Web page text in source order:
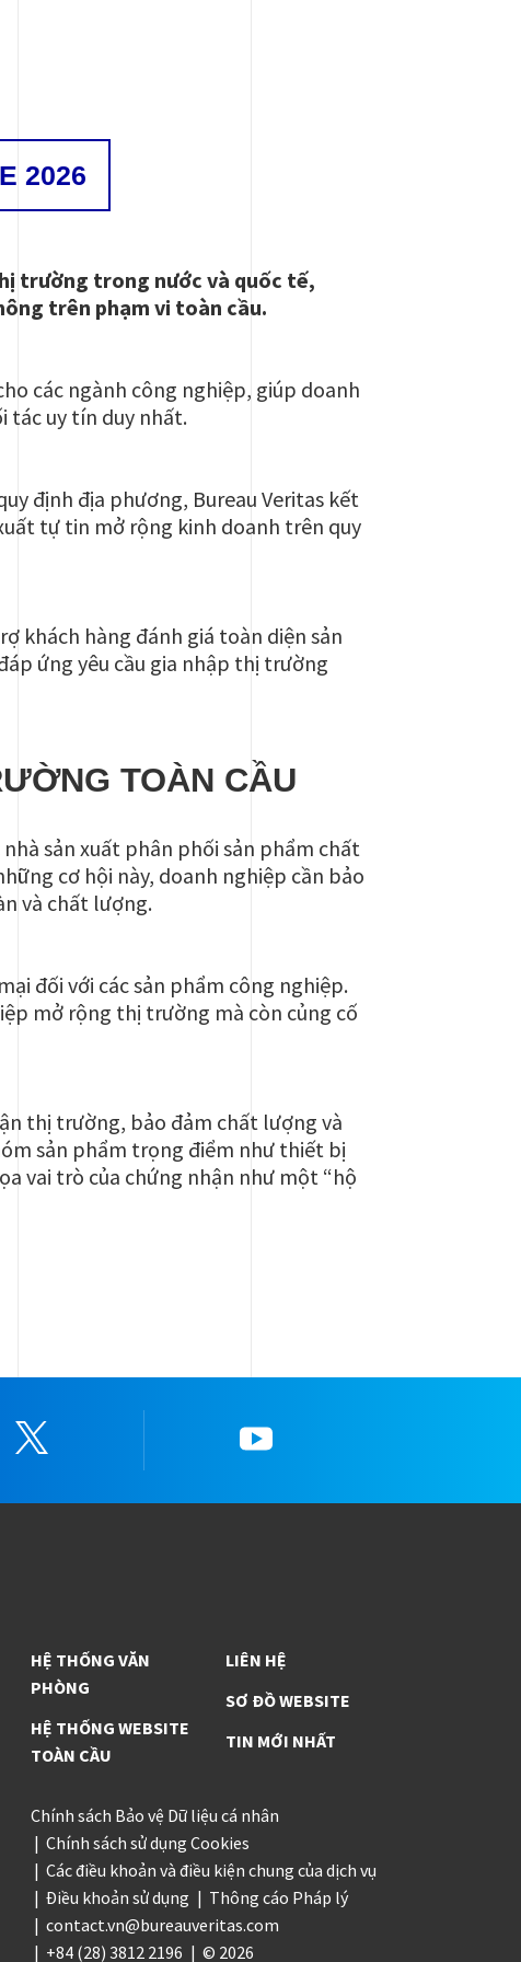
2026
trường trong nước và quốc tế,
trên phạm vi toàn cầu.
các ngành công nghiệp, giúp doanh
tác uy tín duy nhất.
định địa phương, Bureau Veritas kết
tự tin mở rộng kinh doanh trên quy
khách hàng đánh giá toàn diện sản
ứng yêu cầu gia nhập thị trường
TOÀN CẦU
sản xuất phân phối sản phẩm chất
cơ hội này, doanh nghiệp cần bảo
và chất lượng.
đối với các sản phẩm công nghiệp.
mở rộng thị trường mà còn củng cố
thị trường, bảo đảm chất lượng và
sản phẩm trọng điểm như thiết bị
vai trò của chứng nhận như một “hộ
HỆ THỐNG VĂN
PHÒNG
HỆ THỐNG WEBSITE
TOÀN CẦU
LIÊN HỆ
SƠ ĐỒ WEBSITE
TIN MỚI NHẤT
Chính sách Bảo vệ Dữ liệu cá nhân
Chính sách sử dụng Cookies
Các điều khoản và điều kiện chung của dịch vụ
Điều khoản sử dụng
Thông cáo Pháp lý
contact.vn@bureauveritas.com
+84 (28) 3812 2196
© 2026